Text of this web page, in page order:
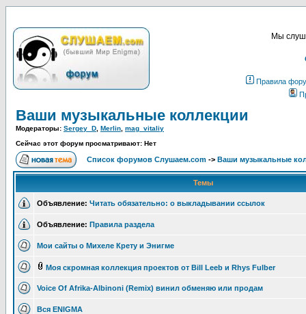
Мы
Правила
Ваши музыкальные коллекции
Модераторы: Sergey_D Merlin mag_vitaliy
Сейчас этот форум просматривают: Нет
Список форумов Слушаем.com -> Ваши музыкальные
Темы
Объявление: Читать обязательно: о выкладывании ссылок
Объявление: Правила раздела
Мои сайты о Михеле Крету и Энигме
Моя скромная коллекция проектов от Bill Leeb и Rhys Fulber
Voice Of Afrika-Albinoni (Remix) винил обменяю или продам
Вся ENIGMA